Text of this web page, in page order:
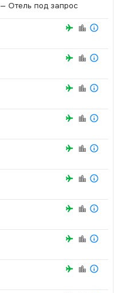
— Отель под запрос